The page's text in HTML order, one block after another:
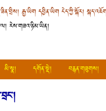
རྒྱ་ཡིགདབྱིན་ཡིགངེད་ཀྱི་སྐོར།
མི་སྣ། དགོན་སྡེ། བརྙན་གཟུགས།